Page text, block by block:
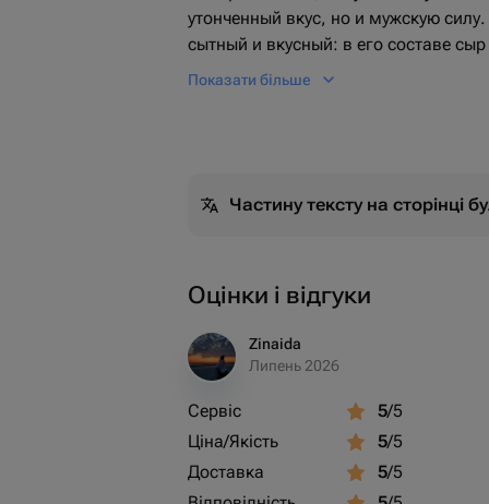
утонченный вкус, но и мужскую
сытный и вкусный: в его составе
изыска, великолепные соленые
идеальное сочетание стиля, вкуса
Показати більше
Частину тексту на сторінці
Оцінки і відгуки
Zinaida
Липень 2026
Сервіс 5/5
Ціна/Якість
5/5
Доставка
5/5